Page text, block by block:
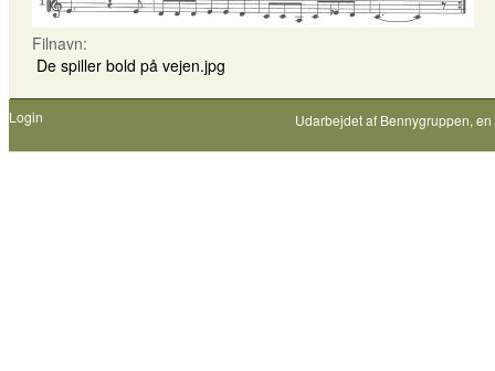
Filnavn:
De spiller bold på vejen.jpg
Login Udarbejdet af Bennygruppen,